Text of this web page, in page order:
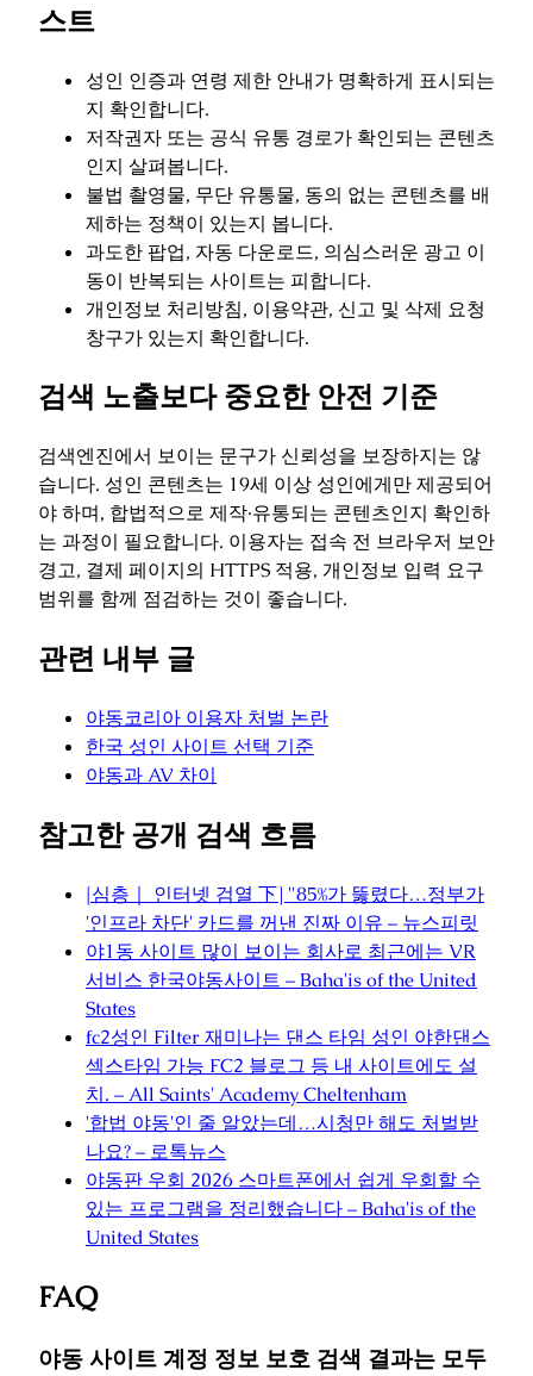
스트
성인 인증과 연령 제한 안내가 명확하게 표시되는
지 확인합니다.
저작권자 또는 공식 유통 경로가 확인되는 콘텐츠
인지 살펴봅니다.
불법 촬영물, 무단 유통물, 동의 없는 콘텐츠를 배
제하는 정책이 있는지 봅니다.
과도한 팝업, 자동 다운로드, 의심스러운 광고 이
동이 반복되는 사이트는 피합니다.
개인정보 처리방침, 이용약관, 신고 및 삭제 요청
창구가 있는지 확인합니다.
검색 노출보다 중요한 안전 기준
검색엔진에서 보이는 문구가 신뢰성을 보장하지는 않
습니다. 성인 콘텐츠는 19세 이상 성인에게만 제공되어
야 하며, 합법적으로 제작·유통되는 콘텐츠인지 확인하
는 과정이 필요합니다. 이용자는 접속 전 브라우저 보안
경고, 결제 페이지의 HTTPS 적용, 개인정보 입력 요구
범위를 함께 점검하는 것이 좋습니다.
관련 내부 글
야동코리아 이용자 처벌 논란
한국 성인 사이트 선택 기준
야동과 AV 차이
참고한 공개 검색 흐름
[심층｜ 인터넷 검열 下] "85%가 뚫렸다…정부가
'인프라 차단' 카드를 꺼낸 진짜 이유 – 뉴스피릿
야1동 사이트 많이 보이는 회사로 최근에는 VR
서비스 한국야동사이트 – Baha'is of the United
States
fc2성인 Filter 재미나는 댄스 타임 성인 야한댄스
섹스타임 가능 FC2 블로그 등 내 사이트에도 설
치. – All Saints' Academy Cheltenham
'합법 야동'인 줄 알았는데…시청만 해도 처벌받
나요? – 로톡뉴스
야동판 우회 2026 스마트폰에서 쉽게 우회할 수
있는 프로그램을 정리했습니다 – Baha'is of the
United States
FAQ
야동 사이트 계정 정보 보호 검색 결과는 모두